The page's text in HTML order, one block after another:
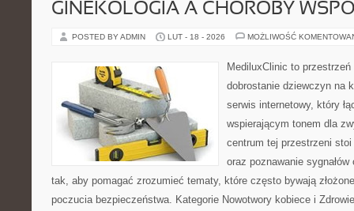
GINEKOLOGIA A CHOROBY
POSTED BY ADMIN LUT - 18 - 2026 MOŻLIWOŚĆ
MediluxClinic to
dobrostanie dziewczyn na
serwis internetowy, który
wspierającym tonem dla
centrum tej przestrzeni
oraz poznawanie
tak, aby pomagać zrozumieć tematy, które często bywają
poczucia bezpieczeństwa. Kategorie Nowotwory kobiece i